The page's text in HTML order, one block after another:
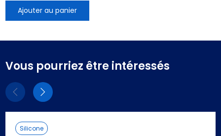
Ajouter au panier
Vous pourriez être intéressés
ElémentsEléments
Silicone